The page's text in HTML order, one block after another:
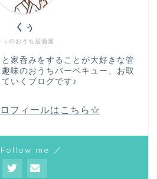
ぅのおうち居酒屋
くぅ
家呑みをすることが大好きな管
味のおうちバーベキュー、お取
いくブログです♪
フィールはこちら☆
me ／